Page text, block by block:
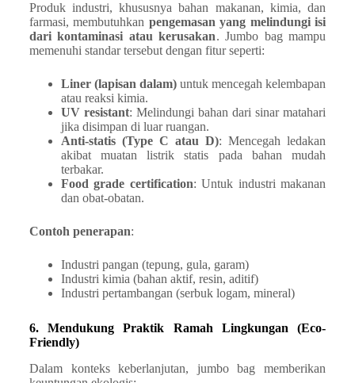
Produk industri, khususnya bahan makanan, kimia, dan
farmasi, membutuhkan pengemasan yang melindungi isi
dari kontaminasi atau kerusakan. Jumbo bag mampu
memenuhi standar tersebut dengan fitur seperti:
Liner (lapisan dalam)untuk mencegah kelembapan
atau reaksi kimia.
UV resistant: Melindungi bahan dari sinar matahari
jika disimpan di luar ruangan.
Anti-statis (Type C atau D): Mencegah ledakan
akibat muatan listrik statis pada bahan mudah
terbakar.
Food grade certification: Untuk industri makanan
dan obat-obatan.
Contoh penerapan:
Industri pangan (tepung, gula, garam)
Industri kimia (bahan aktif, resin, aditif)
Industri pertambangan (serbuk logam, mineral)
6. Mendukung Praktik Ramah Lingkungan (Eco-
Friendly)
Dalam konteks keberlanjutan, jumbo bag memberikan